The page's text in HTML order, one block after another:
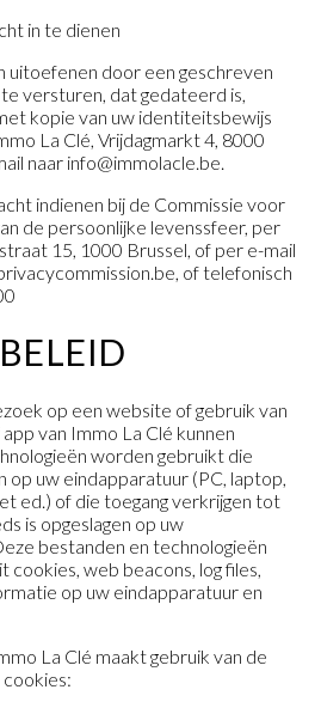
in te dienen
uitoefenen door een geschreven
versturen, dat gedateerd is,
kopie van uw identiteitsbewijs
La Clé, Vrijdagmarkt 4, 8000
naar info@immolacle.be.
indienen bij de Commissie voor
de persoonlijke levenssfeer, per
15, 1000 Brussel, of per e-mail
of telefonisch
op een website of gebruik van
van Immo La Clé kunnen
worden gebruikt die
op uw eindapparatuur (PC, laptop,
ed.) of die toegang verkrijgen tot
is opgeslagen op uw
bestanden en technologieën
cookies, web beacons, log files,
op uw eindapparatuur en
La Clé maakt gebruik van de